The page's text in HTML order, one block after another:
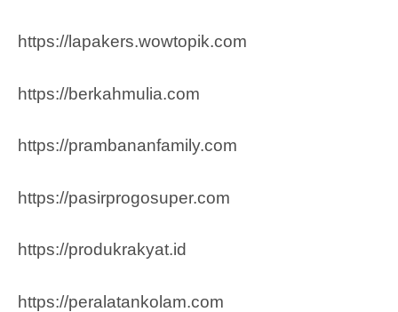
https://lapakers.wowtopik.com
https://berkahmulia.com
https://prambananfamily.com
https://pasirprogosuper.com
https://produkrakyat.id
https://peralatankolam.com